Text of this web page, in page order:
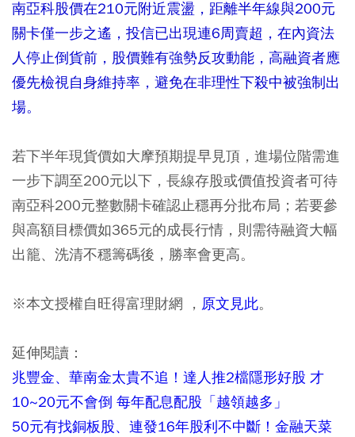
南亞科股價在210元附近震盪，距離半年線與200元
關卡僅一步之遙，投信已出現連6周賣超，在內資法
人停止倒貨前，股價難有強勢反攻動能，高融資者應
優先檢視自身維持率，避免在非理性下殺中被強制出
場。
若下半年現貨價如大摩預期提早見頂，進場位階需進
一步下調至200元以下，長線存股或價值投資者可待
南亞科200元整數關卡確認止穩再分批布局；若要參
與高額目標價如365元的成長行情，則需待融資大幅
出籠、洗清不穩籌碼後，勝率會更高。
※本文授權自旺得富理財網 ， 原文見此。
延伸閱讀：
兆豐金、華南金太貴不追！達人推2檔隱形好股 才
10~20元不會倒 每年配息配股「越領越多」
50元有找銅板股、連發16年股利不中斷！金融天菜